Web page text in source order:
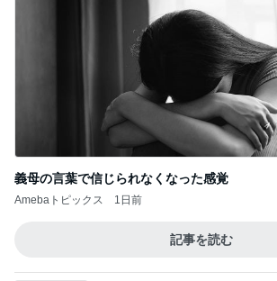
義母の言葉で信じられなくなった感覚
Amebaトピックス 1日前
記事を読む